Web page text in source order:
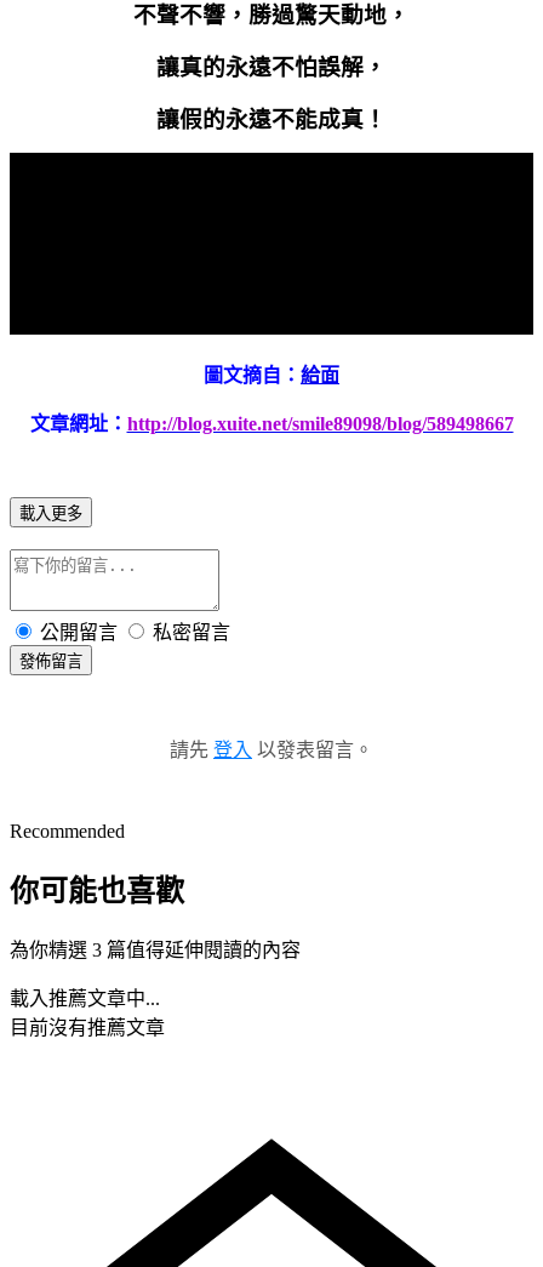
不聲不響，勝過驚天動地，
讓真的永遠不怕誤解，
讓假的永遠不能成真！
圖文摘自： 給面
文章網址： http://blog.xuite.net/smile89098/blog/589498667
載入更多
公開留言 私密留言
發佈留言
請先 登入 以發表留言。
Recommended
你可能也喜歡
為你精選 3 篇值得延伸閱讀的內容
載入推薦文章中...
目前沒有推薦文章